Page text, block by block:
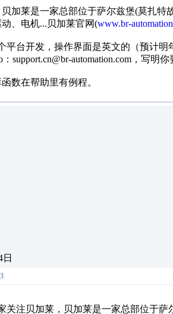
加莱是一家总部位于萨尔兹堡(莫扎
、电机...贝加莱官网(www.br-
平台开发，操作界面是英文的（预计
support.cn@br-automation.com，写
数在帮助里有例程。
关注贝加莱，贝加莱是一家总部位于萨